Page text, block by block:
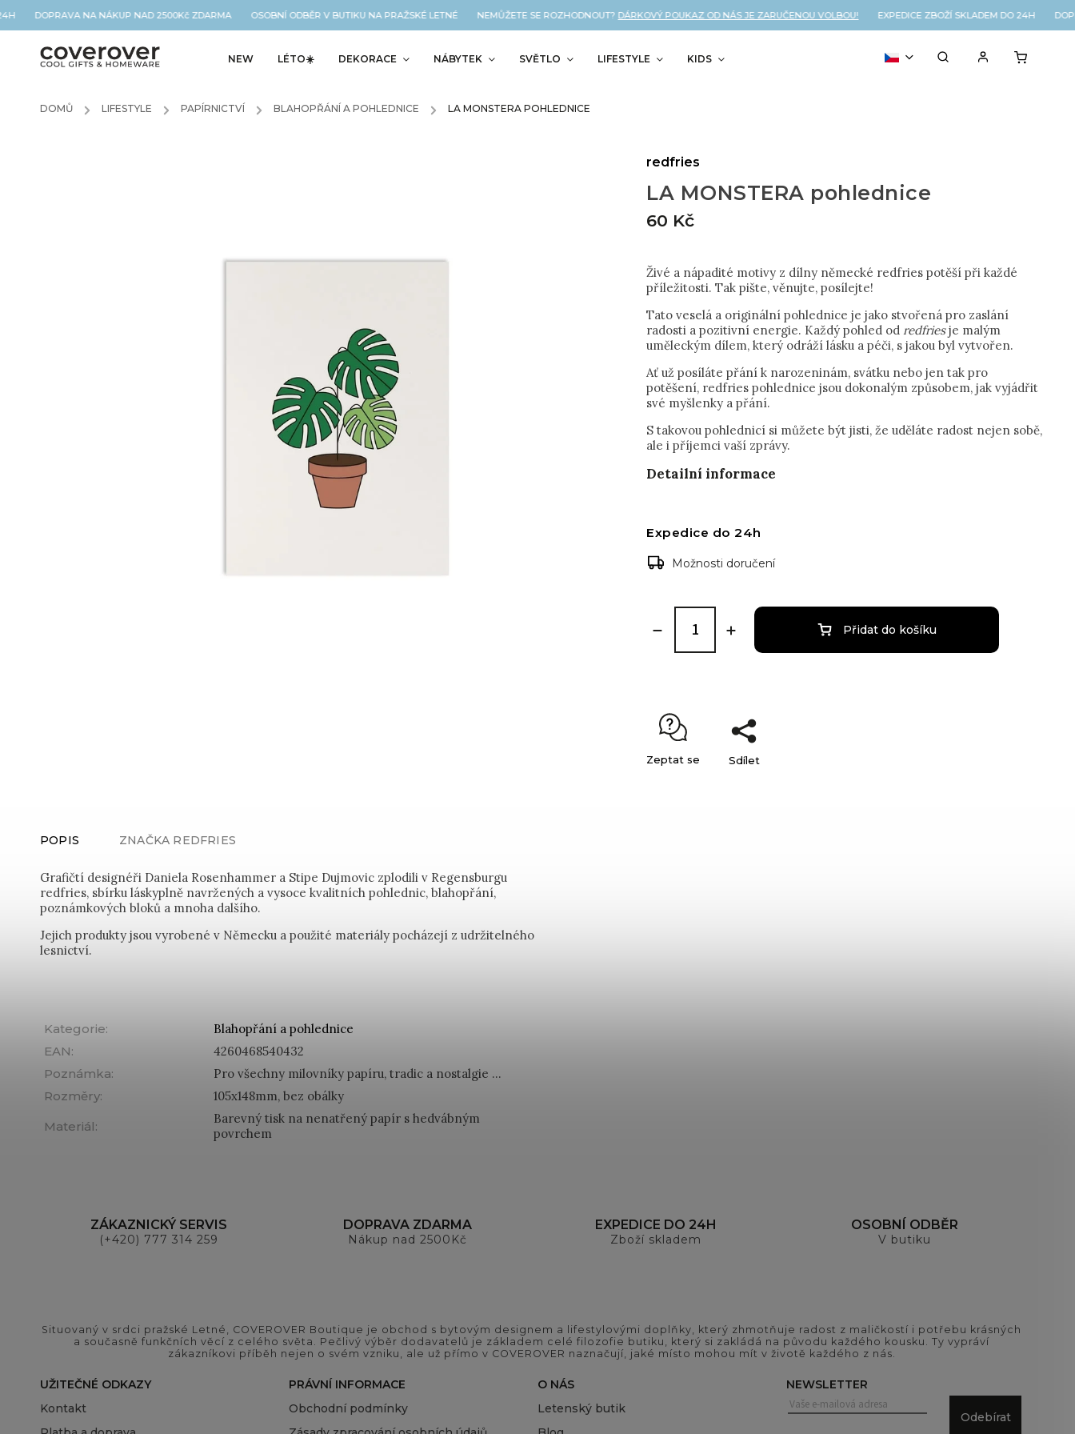
DOPRAVA NA NÁKUP NAD 2500Kč ZDARMA OSOBNÍ ODBĚR V BUTIKU NA PRAŽSKÉ LETNÉ NEMŮŽETE SE ROZHODNOUT?DÁRKOVÝ POUKAZ OD NÁS JE ZARUČENOU VOLBOU! EXPEDICE ZBOŽÍ SKLADEM DO 24H
NEW LÉTO☀️ DEKORACE NÁBYTEK SVĚTLO LIFESTYLE KIDS
DOMŮ / LIFESTYLE / PAPÍRNICTVÍ / BLAHOPŘÁNÍ A POHLEDNICE / LA MONSTERA POHLEDNICE
LA MONSTERA pohlednice
60 Kč
Živé a nápadité motivy z dílny německé redfries potěší při každé
příležitosti. Tak pište, věnujte, posílejte!
Tato veselá a originální pohlednice je jako stvořená pro zaslání
radosti a pozitivní energie. Každý pohled odredfriesje malým
uměleckým dílem, který odráží lásku a péči, s jakou byl vytvořen.
Ať už posíláte přání k narozeninám, svátku nebo jen tak pro
potěšení, redfries pohlednice jsou dokonalým způsobem, jak vyjádřit
své myšlenky a přání.
S takovou pohlednicí si můžete být jisti, že uděláte radost nejen sobě,
ale i příjemci vaší zprávy.
Detailní informace
redfries
Expedice do 24h
Možnosti doručení
Přidat do košíku
Zeptat se Sdílet
POPIS ZNAČKA REDFRIES
Grafičtí designéři Daniela Rosenhammer a Stipe Dujmovic zplodili v Regensburgu
redfries, sbírku láskyplně navržených a vysoce kvalitních pohlednic, blahopřání,
poznámkových bloků a mnoha dalšího.
Jejich produkty jsou vyrobené v Německu a použité materiály pocházejí z udržitelného
lesnictví.
Kategorie:
Blahopřání a pohlednice
EAN:
4260468540432
Poznámka:
Pro všechny milovníky papíru, tradic a nostalgie ...
Rozměry:
105x148mm, bez obálky
Materiál:
Barevný tisk na nenatřený papír s hedvábným
povrchem
ZÁKAZNICKÝ SERVIS
(+420) 777 314 259
DOPRAVA ZDARMA
Nákup nad 2500Kč
EXPEDICE DO 24H
Zboží skladem
OSOBNÍ ODBĚR
V butiku
Situovaný v srdci pražské Letné, COVEROVER Boutique je obchod s bytovým designem a lifestylovými doplňky, který zhmotňuje radost z maličkostí i potřebu krásných
a současně funkčních věcí z celého světa. Pečlivý výběr dodavatelů je základem celé filozofie butiku, který si zakládá na původu každého kousku. Ty vypráví
zákazníkovi příběh nejen o svém vzniku, ale už přímo v COVEROVER naznačují, jaké místo mohou mít v životě každého z nás.
UŽITEČNÉ ODKAZY
Kontakt
PRÁVNÍ INFORMACE
Obchodní podmínky
O NÁS
Letenský butik
NEWSLETTER
Odebírat